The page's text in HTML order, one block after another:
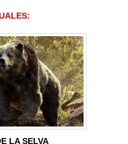
LA SELVA